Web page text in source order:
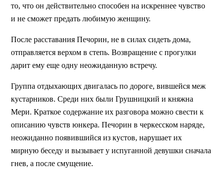
то, что он действительно способен на искреннее чувство
и не сможет предать любимую женщину.
После расставания Печорин, не в силах сидеть дома,
отправляется верхом в степь. Возвращение с прогулки
дарит ему еще одну неожиданную встречу.
Группа отдыхающих двигалась по дороге, вившейся меж
кустарников. Среди них были Грушницкий и княжна
Мери. Краткое содержание их разговора можно свести к
описанию чувств юнкера. Печорин в черкесском наряде,
неожиданно появившийся из кустов, нарушает их
мирную беседу и вызывает у испуганной девушки сначала
гнев, а после смущение.